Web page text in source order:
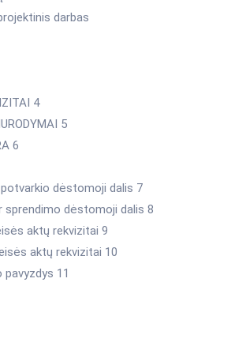
darbas
4
5
6
dėstomoji dalis 7
sprendimo dėstomoji dalis 8
aktų rekvizitai 9
aktų rekvizitai 10
11